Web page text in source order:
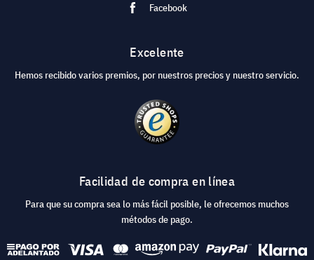
Facebook
Excelente
Hemos recibido varios premios, por nuestros precios y nuestro servicio.
Facilidad de compra en línea
Para que su compra sea lo más fácil posible, le ofrecemos muchos
métodos de pago.